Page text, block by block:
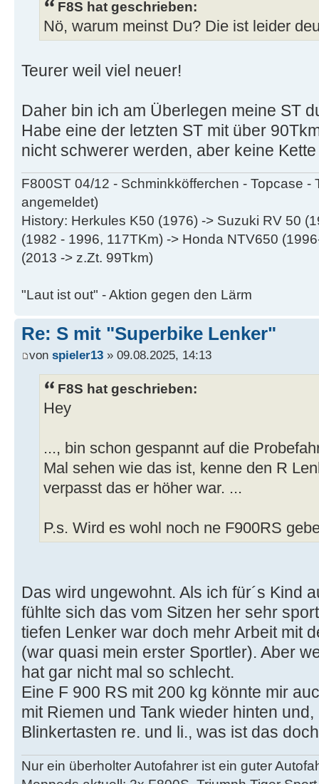
F8S hat geschrieben:
Nö, warum meinst Du? Die ist leider
Teurer weil viel neuer!
Daher bin ich am Überlegen meine ST
Habe eine der letzten ST mit über
nicht schwerer werden, aber keine
F800ST 04/12 - Schminkköfferchen - Topcase -
angemeldet)
History: Herkules K50 (1976) -> Suzuki RV 50
(1982 - 1996, 117TKm) -> Honda NTV650
(2013 -> z.Zt. 99Tkm)
"Laut ist out" - Aktion gegen den Lärm
Re: S mit "Superbike Lenker"
von spieler13 » 09.08.2025, 14:13
F8S hat geschrieben:
Hey
..., bin schon gespannt auf die
Mal sehen wie das ist, kenne den R
verpasst das er höher war. ...
P.s. Wird es wohl noch ne F900RS
Das wird ungewohnt. Als ich für´s Kind
fühlte sich das vom Sitzen her sehr
tiefen Lenker war doch mehr Arbeit mit
(war quasi mein erster Sportler). Aber
hat gar nicht mal so schlecht.
Eine F 900 RS mit 200 kg könnte mir
mit Riemen und Tank wieder hinten
Blinkertasten re. und li., was ist das
Nur ein überholter Autofahrer ist ein guter